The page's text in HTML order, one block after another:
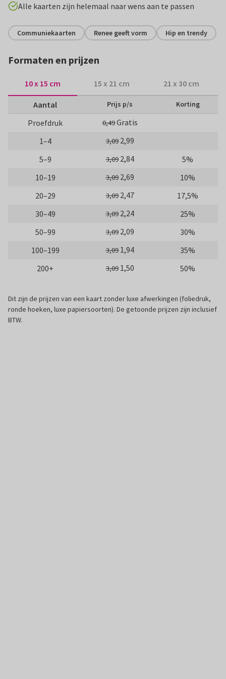
Alle kaarten zijn helemaal naar wens aan te passen
Communiekaarten Renee geeft vorm Hip en trendy
Formaten en prijzen
10 x 15 cm 15 x 21 cm 21 x 30 cm
Aantal Prijs p/s Korting
Proefdruk 0,49Gratis
1–4
3,09 2,99
5–9
3,09 2,84
5%
10–19
3,09 2,69
10%
20–29
3,09 2,47
17,5%
30–49
3,09 2,24
25%
50–99
3,09 2,09
30%
100–199
3,09 1,94
35%
200+
3,09 1,50 50%
Dit zijn de prijzen van een kaart zonder luxe afwerkingen (foliedruk,
ronde hoeken, luxe papiersoorten). De getoonde prijzen zijn inclusief
BTW.